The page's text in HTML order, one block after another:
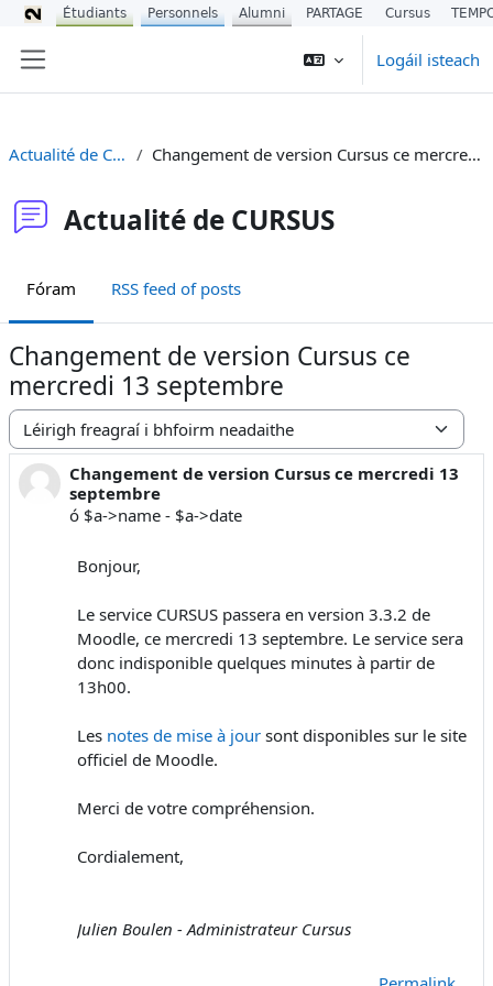
Logáil isteach
Actualité de CURSUS Changement de version Cursus ce mercredi 13 septembre
Actualité de CURSUS
Fóram RSS feed of posts
Changement de version Cursus ce
mercredi 13 septembre
Display mode
Changement de version Cursus ce mercredi 13
septembre
ó $a->name - $a->date
Number of replies: 0
Bonjour,
Le service CURSUS passera en version 3.3.2 de
Moodle, ce mercredi 13 septembre. Le service sera
donc indisponible quelques minutes à partir de
13h00.
Les notes de mise à jour sont disponibles sur le site
officiel de Moodle.
Merci de votre compréhension.
Cordialement,
Julien Boulen - Administrateur Cursus
Étudiants Personnels Alumni PARTAGE Cursus